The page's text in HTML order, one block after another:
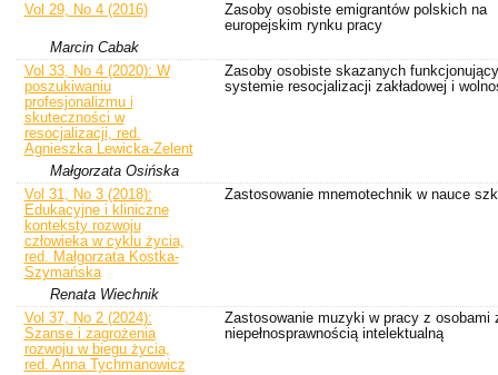
Vol 29, No 4 (2016)
Zasoby osobiste emigrantów polskich na
europejskim rynku pracy
Marcin Cabak
Vol 33, No 4 (2020): W
poszukiwaniu
profesjonalizmu i
skuteczności w
resocjalizacji, red.
Agnieszka Lewicka-Zelent
Zasoby osobiste skazanych
systemie resocjalizacji zakładowej i
Małgorzata Osińska
Vol 31, No 3 (2018):
Edukacyjne i kliniczne
konteksty rozwoju
człowieka w cyklu życia,
red. Małgorzata Kostka-
Szymańska
Zastosowanie mnemotechnik w nauce
Renata Wiechnik
Vol 37, No 2 (2024):
Szanse i zagrożenia
rozwoju w biegu życia,
red. Anna Tychmanowicz
Zastosowanie muzyki w pracy z osobami
niepełnosprawnością intelektualną